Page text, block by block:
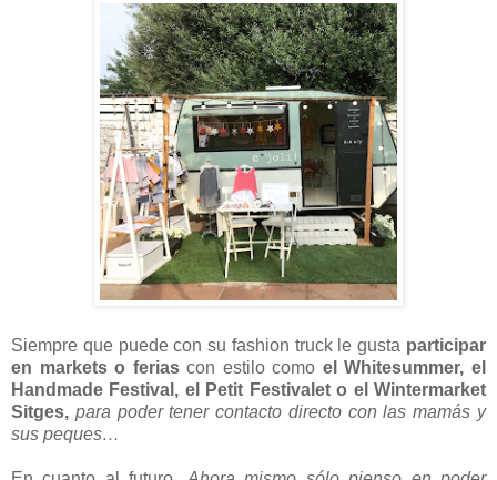
Siempre que puede con su fashion truck le gusta participar
en markets o feriascon estilo como el Whitesummer, el
Handmade Festival, el Petit Festivalet o el Wintermarket
Sitges, para poder tener contacto directo con las mamás y
sus peques…